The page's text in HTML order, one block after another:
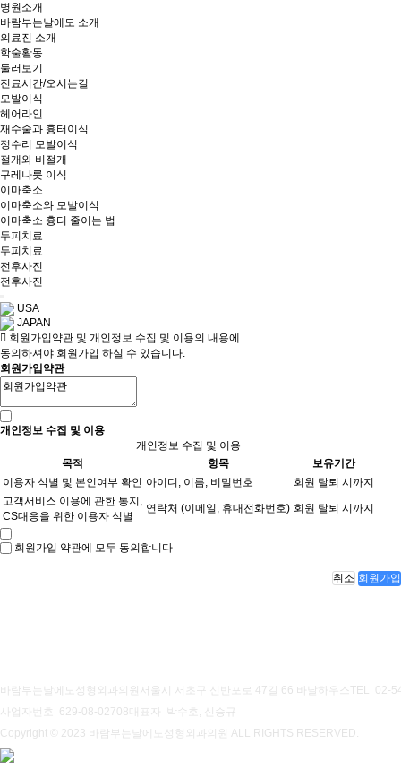
병원소개
바람부는날에도 소개
의료진 소개
학술활동
둘러보기
진료시간/오시는길
모발이식
헤어라인
재수술과 흉터이식
정수리 모발이식
절개와 비절개
구레나룻 이식
이마축소
이마축소와 모발이식
이마축소 흉터 줄이는 법
두피치료
두피치료
전후사진
전후사진
USA
JAPAN
회원가입약관 및 개인정보 수집 및 이용의 내용에
동의하셔야 회원가입 하실 수 있습니다.
회원가입약관
개인정보 수집 및 이용
개인정보 수집 및 이용
목적
항목
보유기간
이용자 식별 및 본인여부 확인 아이디, 이름, 비밀번호
회원 탈퇴 시까지
고객서비스 이용에 관한 통지,
CS대응을 위한 이용자 식별
연락처 (이메일, 휴대전화번호) 회원 탈퇴 시까지
회원가입 약관에 모두 동의합니다
취소 회원가입
바람부는날에도성형외과의원 서울시 서초구 신반포로 47길 66 바날하우스 TEL 02-
사업자번호 629-08-02708 대표자 박수호, 신승규
Copyright © 2023 바람부는날에도성형외과의원 ALL RIGHTS RESERVED.